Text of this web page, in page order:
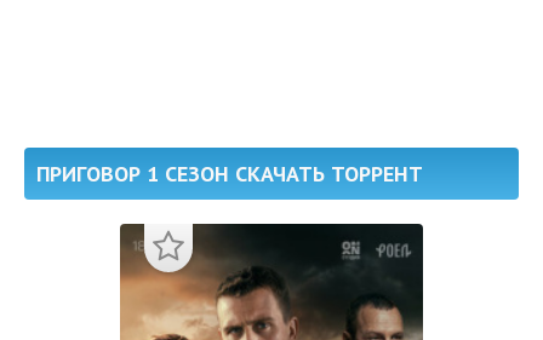
ПРИГОВОР 1 СЕЗОН СКАЧАТЬ ТОРРЕНТ